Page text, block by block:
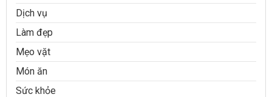
Dịch vụ
Làm đẹp
Mẹo vặt
Món ăn
Sức khỏe